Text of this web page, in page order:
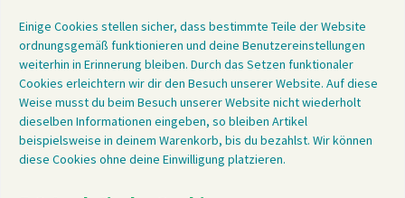
Einige Cookies stellen sicher, dass bestimmte Teile der Website
ordnungsgemäß funktionieren und deine Benutzereinstellungen
weiterhin in Erinnerung bleiben. Durch das Setzen funktionaler
Cookies erleichtern wir dir den Besuch unserer Website. Auf diese
Weise musst du beim Besuch unserer Website nicht wiederholt
dieselben Informationen eingeben, so bleiben Artikel
beispielsweise in deinem Warenkorb, bis du bezahlst. Wir können
diese Cookies ohne deine Einwilligung platzieren.